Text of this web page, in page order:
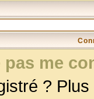
me
?